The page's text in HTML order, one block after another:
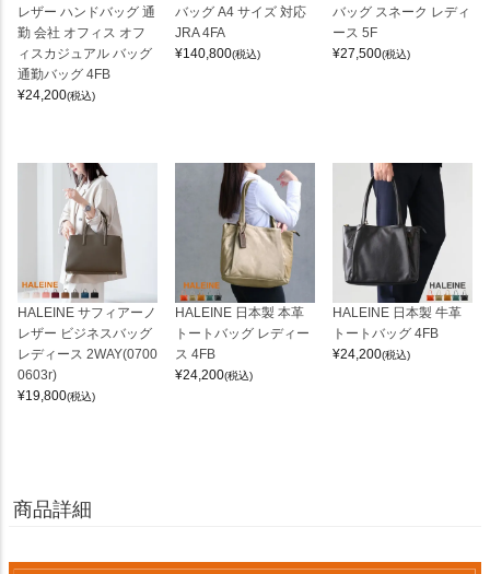
レザー ハンドバッグ 通
勤 会社 オフィス オフ
ィスカジュアル バッグ
通勤バッグ 4FB
¥24,200(税込)
バッグ A4 サイズ 対応
JRA 4FA
¥140,800(税込)
バッグ スネーク レディ
ース 5F
¥27,500(税込)
HALEINE サフィアーノ
レザー ビジネスバッグ
レディース 2WAY(0700
0603r)
¥19,800(税込)
HALEINE 日本製 本革
トートバッグ レディー
ス 4FB
¥24,200(税込)
HALEINE 日本製 牛革
トートバッグ 4FB
¥24,200(税込)
商品詳細